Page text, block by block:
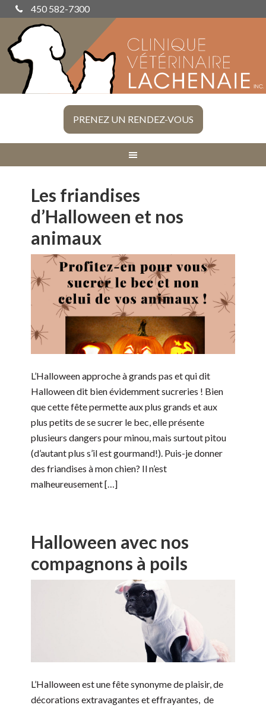
450 582-7300
PRENEZ UN RENDEZ-VOUS
Les friandises
d’Halloween et nos
animaux
L’Halloween approche à grands pas et qui dit
Halloween dit bien évidemment sucreries ! Bien
que cette fête permette aux plus grands et aux
plus petits de se sucrer le bec, elle présente
plusieurs dangers pour minou, mais surtout pitou
(d’autant plus s’il est gourmand!). Puis-je donner
des friandises à mon chien? Il n’est
malheureusement […]
Halloween avec nos
compagnons à poils
L’Halloween est une fête synonyme de plaisir, de
décorations extravagantes et effrayantes, de